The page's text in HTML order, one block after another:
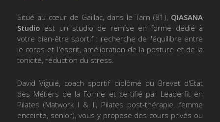
Situé au cœur de Gaillac, dans le Tarn (81), QIASANA
Studio est un studio de remise en forme dédié à
votre bien-être sportif : recherche de l'équilibre entre
le corps et l'esprit, amélioration de la posture et de la
tonicité, réduction du stress.
David Viguié, coach sportif diplômé du Brevet d'Etat
des Métiers de la Forme et certifié par Leaderfit en
Pilates (Matwork I & II, Pilates post-thérapie, femme
enceinte, senior), vous y propose des cours privés ou